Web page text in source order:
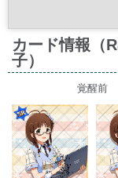
カード情報
子）
覚醒前